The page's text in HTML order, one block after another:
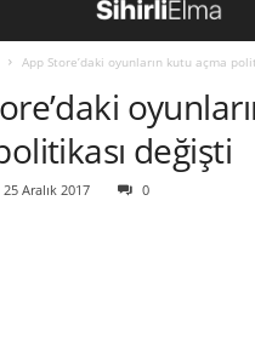
App Store’daki oyunların kutu açma
değişti
25 Aralık 2017 0